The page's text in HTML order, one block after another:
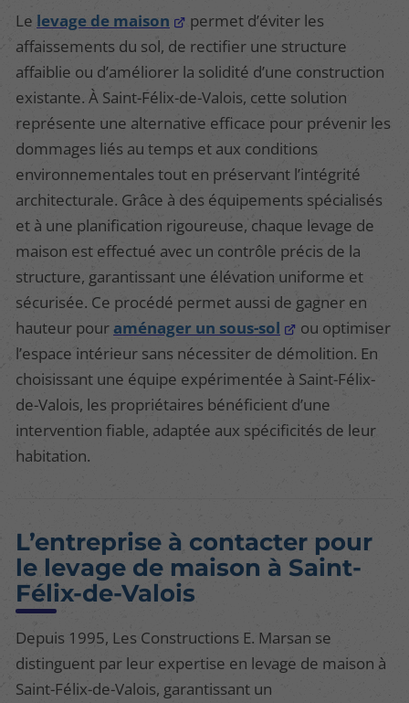
Le levage de maison
permet d’éviter les
affaissements du sol, de rectifier une structure
affaiblie ou d’améliorer la solidité d’une construction
existante. À Saint-Félix-de-Valois, cette solution
représente une alternative efficace pour prévenir les
dommages liés au temps et aux conditions
environnementales tout en préservant l’intégrité
architecturale. Grâce à des équipements spécialisés
et à une planification rigoureuse, chaque levage de
maison est effectué avec un contrôle précis de la
structure, garantissant une élévation uniforme et
sécurisée. Ce procédé permet aussi de gagner en
hauteur pour aménager un sous-sol
ou optimiser
l’espace intérieur sans nécessiter de démolition. En
choisissant une équipe expérimentée à Saint-Félix-
de-Valois, les propriétaires bénéficient d’une
intervention fiable, adaptée aux spécificités de leur
habitation.
L’entreprise à contacter pour
le levage de maison à Saint-
Félix-de-Valois
Depuis 1995, Les Constructions E. Marsan se
distinguent par leur expertise en levage de maison à
Saint-Félix-de-Valois, garantissant un